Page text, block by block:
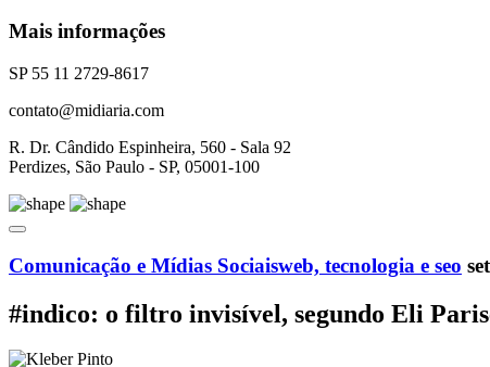
Mais informações
SP 55 11 2729-8617
contato@midiaria.com
R. Dr. Cândido Espinheira, 560 - Sala 92
Perdizes, São Paulo - SP, 05001-100
Comunicação e Mídias Sociaisweb, tecnologia e seo
#indico: o filtro invisível, segundo Eli